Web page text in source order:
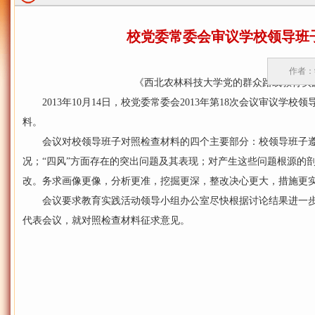
校党委常委会审议学校领导班
作者
《西北农林科技大学党的群众路线教育
2013年10月14日，校党委常委会2013年第18次会议审议学校领
料。
会议对校领导班子对照检查材料的四个主要部分：校领导班子
况；“四风”方面存在的突出问题及其表现；对产生这些问题根源的
改。务求画像更像，分析更准，挖掘更深，整改决心更大，措施更
会议要求教育实践活动领导小组办公室尽快根据讨论结果进一
代表会议，就对照检查材料征求意见。